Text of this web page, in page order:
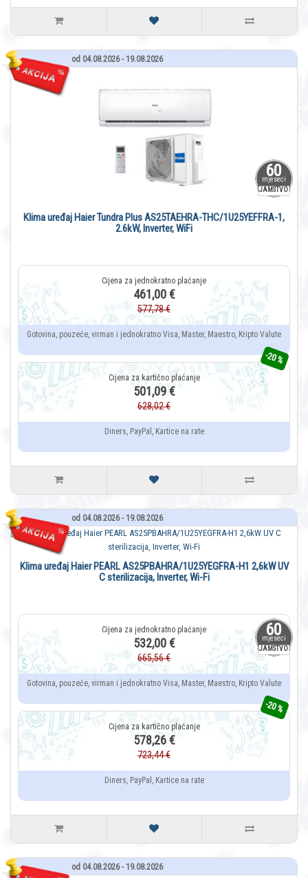
od 04.08.2026 - 19.08.2026
60
mjeseci
JAMSTVO
Klima uređaj Haier Tundra Plus AS25TAEHRA-THC/1U25YEFFRA-1,
2.6kW, Inverter, WiFi
461,00 €
577,78 €
Gotovina, pouzeće, virman i jednokratno Visa, Master, Maestro, Kripto Valute
-20 %
501,09 €
628,02 €
Diners, PayPal, Kartice na rate
od 04.08.2026 - 19.08.2026
60
mjeseci
JAMSTVO
Klima uređaj Haier PEARL AS25PBAHRA/1U25YEGFRA-H1 2,6kW UV
C sterilizacija, Inverter, Wi-Fi
532,00 €
665,56 €
Gotovina, pouzeće, virman i jednokratno Visa, Master, Maestro, Kripto Valute
-20 %
578,26 €
723,44 €
Diners, PayPal, Kartice na rate
od 04.08.2026 - 19.08.2026